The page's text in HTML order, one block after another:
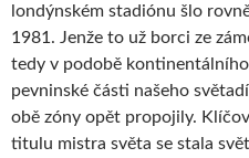
londýnském stadiónu šlo
1981. Jenže to už borci ze
tedy v podobě
pevninské části našeho
obě zóny opět propojily.
titulu mistra světa se stala